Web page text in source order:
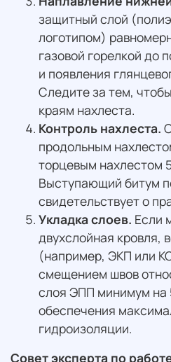
защитный слой
логотипом)
газовой горелкой до
и появления
Следите за тем,
краям нахлеста.
Контроль нахлеста.
продольным
торцевым нахлестом
Выступающий битум
свидетельствует о
Укладка слоев. Если
двухслойная кровля,
(например, ЭКП или
смещением швов
слоя ЭПП минимум на
обеспечения
гидроизоляции.
Совет эксперта по